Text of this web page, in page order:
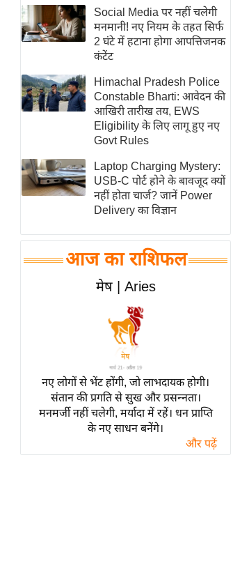
फिटनेस मंत्रा
रिलेशनशिप
राजनीति
विश्लेषण
समसामयिक
मातृभूमि
एम.
आर.
आई.
समीक्षा
धर्म
ज्योतिष
त्योहार
राशिफल
विशेष
Social Media पर नहीं चलेगी
मनमानी! नए नियम के तहत सिर्फ
2 घंटे में हटाना होगा आपत्तिजनक
कंटेंट
Himachal Pradesh Police
Constable Bharti: आवेदन की
आखिरी तारीख तय, EWS
Eligibility के लिए लागू हुए नए
Govt Rules
Laptop Charging Mystery:
USB-C पोर्ट होने के बावजूद क्यों
नहीं होता चार्ज? जानें Power
Delivery का विज्ञान
आज का राशिफल
मेष | Aries
नए लोगों से भेंट होंगी, जो लाभदायक होगी।
संतान की प्रगति से सुख और प्रसन्नता।
मनमर्जी नहीं चलेगी, मर्यादा में रहें। धन प्राप्ति
के नए साधन बनेंगे।
और पढ़ें